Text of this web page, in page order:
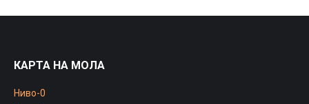
КАРТА НА МОЛА
Ниво-0